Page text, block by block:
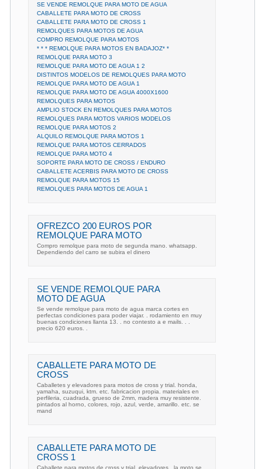
SE VENDE REMOLQUE PARA MOTO DE AGUA
CABALLETE PARA MOTO DE CROSS
CABALLETE PARA MOTO DE CROSS 1
REMOLQUES PARA MOTOS DE AGUA
COMPRO REMOLQUE PARA MOTOS
* * * REMOLQUE PARA MOTOS EN BADAJOZ* *
REMOLQUE PARA MOTO 3
REMOLQUE PARA MOTO DE AGUA 1 2
DISTINTOS MODELOS DE REMOLQUES PARA MOTO
REMOLQUE PARA MOTO DE AGUA 1
REMOLQUE PARA MOTO DE AGUA 4000X1600
REMOLQUES PARA MOTOS
AMPLIO STOCK EN REMOLQUES PARA MOTOS
REMOLQUES PARA MOTOS VARIOS MODELOS
REMOLQUE PARA MOTOS 2
ALQUILO REMOLQUE PARA MOTOS 1
REMOLQUE PARA MOTOS CERRADOS
REMOLQUE PARA MOTO 4
SOPORTE PARA MOTO DE CROSS / ENDURO
CABALLETE ACERBIS PARA MOTO DE CROSS
REMOLQUE PARA MOTOS 15
REMOLQUES PARA MOTOS DE AGUA 1
OFREZCO 200 EUROS POR
REMOLQUE PARA MOTO
Compro remolque para moto de segunda mano. whatsapp.
Dependiendo del carro se subira el dinero
SE VENDE REMOLQUE PARA
MOTO DE AGUA
Se vende remolque para moto de agua marca cortes en
perfectas condiciones para poder viajar. . rodamiento en muy
buenas condiciones llanta 13. . no contesto a e mails. . .
precio 620 euros. .
CABALLETE PARA MOTO DE
CROSS
Caballetes y elevadores para motos de cross y trial. honda,
yamaha, suzuqui, ktm. etc. fabricacion propia. materiales en
perfileria, cuadrada, grueso de 2mm, madera muy resistente.
pintados al horno, colores, rojo, azul, verde, amarillo. etc. se
mand
CABALLETE PARA MOTO DE
CROSS 1
Caballete para motos de cross y trial, elevadores , la moto se